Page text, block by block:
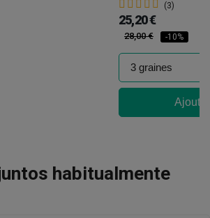
(3)
25,20 €
28,00 € -10%
habitualmente